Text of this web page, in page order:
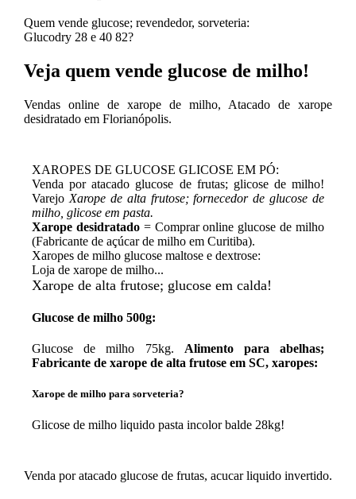
Quem vende glucose; revendedor, sorveteria:
Glucodry 28 e 40 82?
Veja quem vende glucose de milho!
Vendas online de xarope de milho, Atacado de xarope
desidratado em Florianópolis.
XAROPES DE GLUCOSE GLICOSE EM PÓ:
Venda por atacado glucose de frutas; glicose de milho!
Varejo Xarope de alta frutose; fornecedor de glucose de
milho, glicose em pasta.
Xarope desidratado= Comprar online glucose de milho
(Fabricante de açúcar de milho em Curitiba).
Xaropes de milho glucose maltose e dextrose:
Loja de xarope de milho...
Xarope de alta frutose; glucose em calda!
Glucose de milho 500g:
Glucose de milho 75kg. Alimento para abelhas;
Fabricante de xarope de alta frutose em SC, xaropes:
Xarope de milho para sorveteria?
Glicose de milho liquido pasta incolor balde 28kg!
Venda por atacado glucose de frutas, acucar liquido invertido.